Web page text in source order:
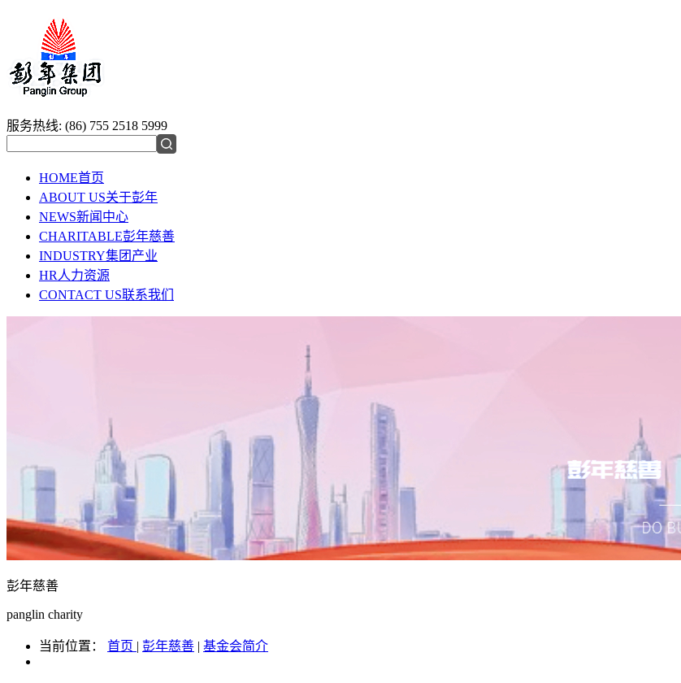
服务热线: (86) 755 2518 5999
HOME首页
ABOUT US关于彭年
NEWS新闻中心
CHARITABLE彭年慈善
INDUSTRY集团产业
HR 人力资源
CONTACT US联系我们
彭年慈善
panglin charity
当前位置： 首页 | 彭年慈善 | 基金会简介